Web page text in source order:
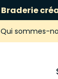
Braderie
Qui sommes-